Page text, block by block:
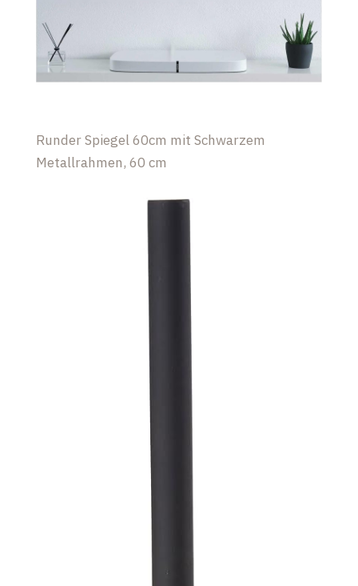
Runder Spiegel 60cm mit Schwarzem
Metallrahmen, 60 cm